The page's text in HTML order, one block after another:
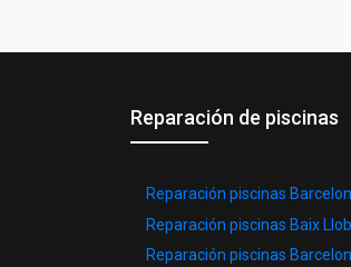
Reparación de piscinas
Reparación piscinas
Reparación piscinas Baix
Reparación piscinas